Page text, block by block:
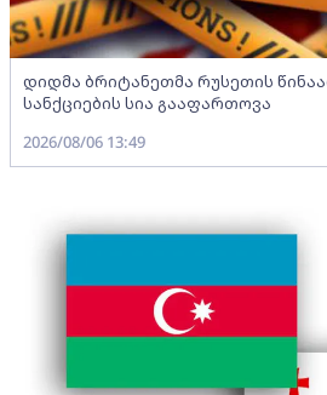
დიდმა ბრიტანეთმა რუსეთის
სანქციების სია გააფართოვა
2026/08/06 13:49